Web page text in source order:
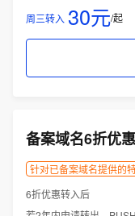
周三转入 30元/起
备案域名6折优惠
针对已备案域名提供的
6折优惠转入后